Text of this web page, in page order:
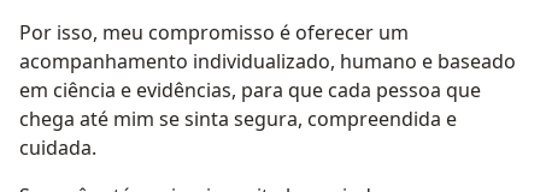
Por isso, meu compromisso é oferecer um
acompanhamento individualizado, humano e baseado
em ciência e evidências, para que cada pessoa que
chega até mim se sinta segura, compreendida e
cuidada.